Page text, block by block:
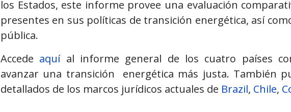
los Estados, este informe provee una evaluación
presentes en sus políticas de transición energética, así
pública.
Accede aquíal informe general de los cuatro países
avanzar una transición energética más justa. También
detallados de los marcos jurídicos actuales de Brazil, Chile,